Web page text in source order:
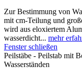
Zur Bestimmung von
mit cm-Teilung und
wird aus eloxiertem
wasserdicht... mehr
Fenster schließen
Peilstäbe - Peilstab mit
Wasserständen